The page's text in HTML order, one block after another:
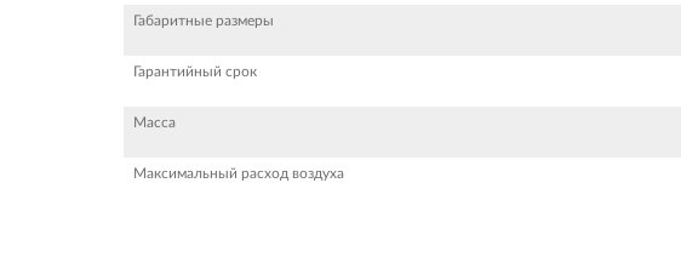
Габаритные размеры
Гарантийный срок
Масса
Максимальный расход воздуха